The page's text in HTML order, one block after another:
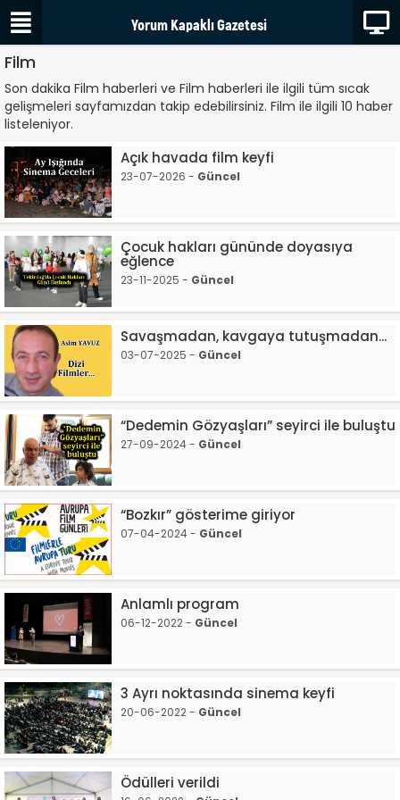
Film
Son dakika Film haberleri ve Film haberleri ile ilgili tüm sıcak
gelişmeleri sayfamızdan takip edebilirsiniz. Film ile ilgili 10 haber
listeleniyor.
Açık havada film keyfi
23-07-2026 - Güncel
Çocuk hakları gününde doyasıya
eğlence
23-11-2025 - Güncel
Savaşmadan, kavgaya tutuşmadan...
03-07-2025 - Güncel
“Dedemin Gözyaşları” seyirci ile buluştu
27-09-2024 - Güncel
“Bozkır” gösterime giriyor
07-04-2024 - Güncel
Anlamlı program
06-12-2022 - Güncel
3 Ayrı noktasında sinema keyfi
20-06-2022 - Güncel
Ödülleri verildi